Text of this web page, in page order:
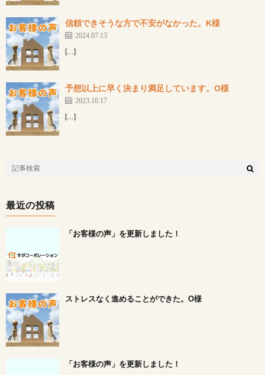
信頼できそうな方で不安がなかった。K様
2024.07.13
[…]
予想以上に早く決まり満足しています。O様
2023.10.17
[…]
最近の投稿
「お客様の声」を更新しました！
ストレスなく進めることができた。O様
「お客様の声」を更新しました！